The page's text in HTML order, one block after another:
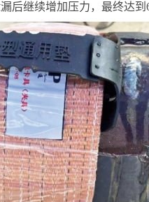
继续增加压力，最终达到